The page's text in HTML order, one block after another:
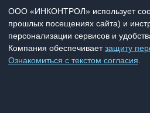
Меню
О компании
ООО «ИНКОНТРОЛ» использует
прошлых посещениях сайта) и
персонализации сервисов и
Компания обеспечиваетзащиту
Ознакомиться с текстом согласия